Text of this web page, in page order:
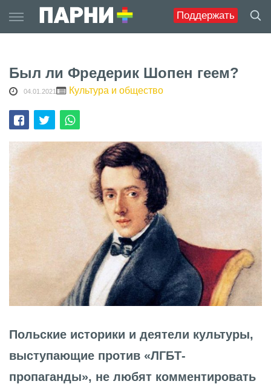
Поддержать
to
content
Был ли Фредерик Шопен геем?
04.01.2021 Культура и общество
Польские историки и деятели культуры,
выступающие против «ЛГБТ-
пропаганды», не любят комментировать